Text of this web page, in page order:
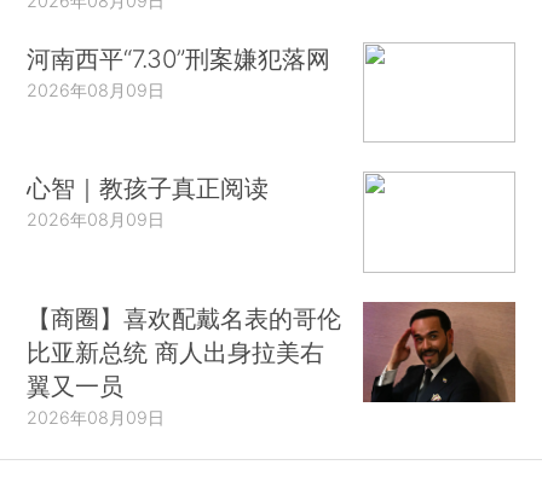
河南西平“7.30”刑案嫌犯落网
2026年08月09日
心智｜教孩子真正阅读
2026年08月09日
【商圈】喜欢配戴名表的哥伦
比亚新总统 商人出身拉美右
翼又一员
2026年08月09日